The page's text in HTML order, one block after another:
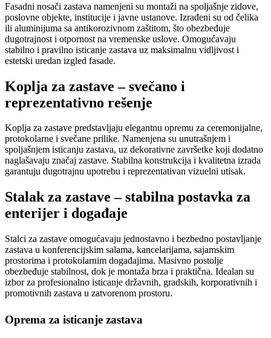
Fasadni nosači zastava namenjeni su montaži na spoljašnje zidove,
poslovne objekte, institucije i javne ustanove. Izrađeni su od čelika
ili aluminijuma sa antikorozivnom zaštitom, što obezbeđuje
dugotrajnost i otpornost na vremenske uslove. Omogućavaju
stabilno i pravilno isticanje zastava uz maksimalnu vidljivost i
estetski uredan izgled fasade.
Koplja za zastave – svečano i
reprezentativno rešenje
Koplja za zastave predstavljaju elegantnu opremu za ceremonijalne,
protokolarne i svečane prilike. Namenjena su unutrašnjem i
spoljašnjem isticanju zastava, uz dekorativne završetke koji dodatno
naglašavaju značaj zastave. Stabilna konstrukcija i kvalitetna izrada
garantuju dugotrajnu upotrebu i reprezentativan vizuelni utisak.
Stalak za zastave – stabilna postavka za
enterijer i događaje
Stalci za zastave omogućavaju jednostavno i bezbedno postavljanje
zastava u konferencijskim salama, kancelarijama, sajamskim
prostorima i protokolarnim događajima. Masivno postolje
obezbeđuje stabilnost, dok je montaža brza i praktična. Idealan su
izbor za profesionalno isticanje državnih, gradskih, korporativnih i
promotivnih zastava u zatvorenom prostoru.
Oprema za isticanje zastava